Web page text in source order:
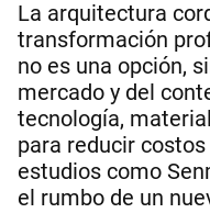
La arquitectura
transformación
no es una opción,
mercado y del
tecnología,
para reducir
estudios como
el rumbo de un